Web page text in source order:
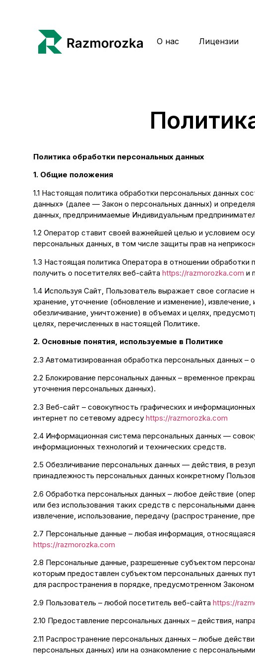
О нас Лицензии
Политика обработки персональных данных
1. Общие положения
1.1 Настоящая политика обработки персональных данных
данных» (далее — Закон о персональных данных) и
данных, предпринимаемые Индивидуальным
1.2 Оператор ставит своей важнейшей целью и условием
персональных данных, в том числе защиты прав на
1.3 Настоящая политика Оператора в отношении
получить о посетителях веб-сайтаhttps://razmorozka.com и
1.4 Используя Сайт, Пользователь выражает свое
хранение, уточнение (обновление и изменение),
обезличивание, уничтожение) в объемах и целях,
целях, перечисленных в настоящей Политике.
2. Основные понятия, используемые в Политике
2.3 Автоматизированная обработка персональных данных
2.2 Блокирование персональных данных – временное
уточнения персональных данных).
2.3 Веб-сайт – совокупность графических и
интернет по сетевому адресуhttps://razmorozka.com
2.4 Информационная система персональных данных —
информационных технологий и технических средств.
2.5 Обезличивание персональных данных — действия, в
принадлежность персональных данных конкретному
2.6 Обработка персональных данных – любое действие
или без использования таких средств с персональными
извлечение, использование, передачу (распространение,
2.7 Персональные данные – любая информация,
https://razmorozka.com
2.8 Персональные данные, разрешенные субъектом
которым предоставлен субъектом персональных данных
для распространения в порядке, предусмотренном
2.9 Пользователь – любой посетитель веб-сайтаhttps://
2.10 Предоставление персональных данных – действия,
2.11 Распространение персональных данных – любые
персональных данных) или на ознакомление с